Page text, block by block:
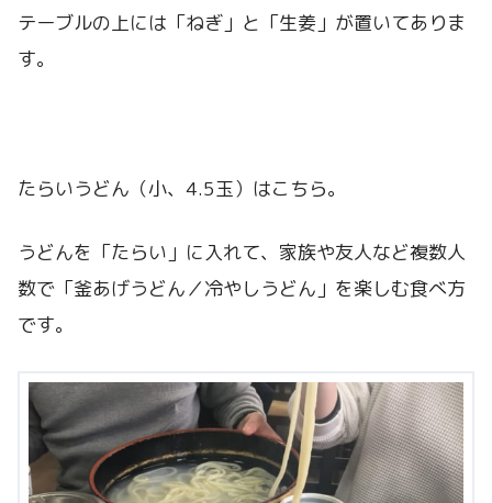
テーブルの上には「ねぎ」と「生姜」が置いてありま
す。
たらいうどん（小、4.5玉）はこちら。
うどんを「たらい」に入れて、家族や友人など複数人
数で「釜あげうどん／冷やしうどん」を楽しむ食べ方
です。